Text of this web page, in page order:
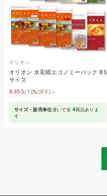
オリオン
オリオン 水彩紙エコノミーパック B5
サイズ
¥495(10%OFF)～
サイズ・販売単位違いで全4商品ありま
す